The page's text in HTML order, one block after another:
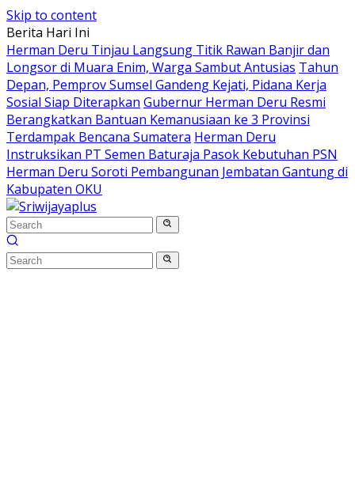
Skip to content
Berita Hari Ini
Herman Deru Tinjau Langsung Titik Rawan Banjir dan
Longsor di Muara Enim, Warga Sambut Antusias Tahun
Depan, Pemprov Sumsel Gandeng Kejati, Pidana Kerja
Sosial Siap Diterapkan Gubernur Herman Deru Resmi
Berangkatkan Bantuan Kemanusiaan ke 3 Provinsi
Terdampak Bencana Sumatera Herman Deru
Instruksikan PT Semen Baturaja Pasok Kebutuhan PSN
Herman Deru Soroti Pembangunan Jembatan Gantung di
Kabupaten OKU